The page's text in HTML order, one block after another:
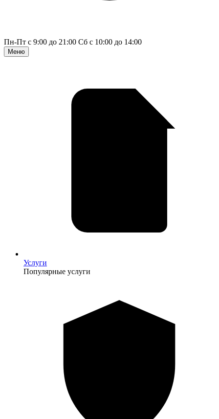
Пн-Пт с 9:00 до 21:00 Сб с 10:00 до 14:00
Меню
Услуги
Популярные услуги